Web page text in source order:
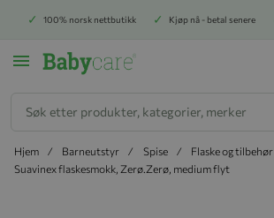
100% norsk nettbutikk Kjøp nå - betal senere
Hjem Barneutstyr Spise
Flaske og tilbehør
Suavinex flaskesmokk, Zerø.Zerø, medium flyt